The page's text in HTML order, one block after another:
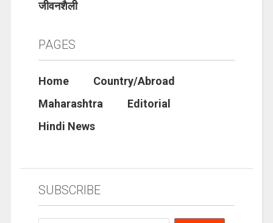
जीवनशैली
PAGES
Home
Country/Abroad
Maharashtra
Editorial
Hindi News
SUBSCRIBE